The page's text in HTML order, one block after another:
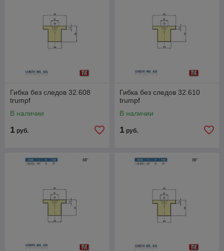
Гибка без следов 32.608
trumpf
В наличии
1 руб.
Гибка без следов 32.610
trumpf
В наличии
1 руб.